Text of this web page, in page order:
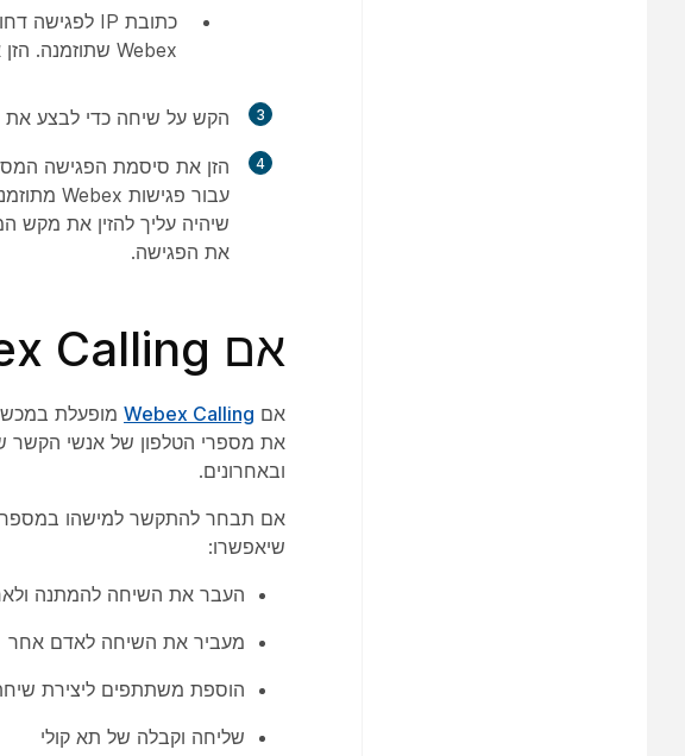
Webex שתוזמנה. הזן את מספר הפגישה כאשר תתבקש.
3 הקש על שיחה כדי לבצע
4
הזן את סיסמת הפגישה
את הפגישה.
אם Webex Calling מופעל במכשיר שלך
אם Webex Calling מופעלת
את מספרי הטלפון של אנשי הקשר
ובאחרונים.
אם תבחר להתקשר למישהו במספר
שיאפשרו:
העבר את השיחה להמתנה
מעביר את השיחה לאדם אחר
הוספת משתתפים ליצירת
שליחה וקבלה של תא קולי